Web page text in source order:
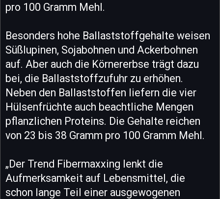
pro 100 Gramm Mehl.
Besonders hohe Ballaststoffgehalte weisen
Süßlupinen, Sojabohnen und Ackerbohnen
auf. Aber auch die Körnererbse trägt dazu
bei, die Ballaststoffzufuhr zu erhöhen.
Neben den Ballaststoffen liefern die vier
Hülsenfrüchte auch beachtliche Mengen
pflanzlichen Proteins. Die Gehalte reichen
von 23 bis 38 Gramm pro 100 Gramm Mehl.
„Der Trend Fibermaxxing lenkt die
Aufmerksamkeit auf Lebensmittel, die
schon lange Teil einer ausgewogenen